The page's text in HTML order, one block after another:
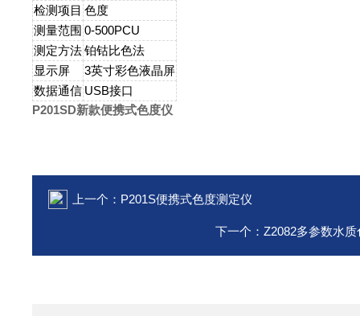
检测项目 色度
测量范围 0-500PCU
测定方法铂钴比色法
显示屏
3英寸彩色液晶屏
数据通信 USB接口
P201SD新款便携式色度仪
上一个： P201S便携式色度测定仪
下一个：Z2082多参数水